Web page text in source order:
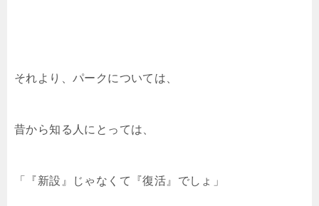
それより、パークについては、
昔から知る人にとっては、
「『新設』じゃなくて『復活』でしょ」